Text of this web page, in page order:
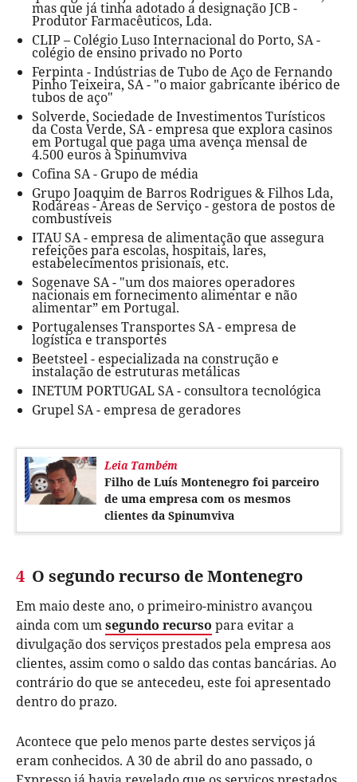
mas que já tinha adotado a designação JCB -
Produtor Farmacêuticos, Lda.
CLIP – Colégio Luso Internacional do Porto, SA -
colégio de ensino privado no Porto
Ferpinta - Indústrias de Tubo de Aço de Fernando
Pinho Teixeira, SA - "o maior gabricante ibérico de
tubos de aço"
Solverde, Sociedade de Investimentos Turísticos
da Costa Verde, SA - empresa que explora casinos
em Portugal que paga uma avença mensal de
4.500 euros à Spinumviva
Cofina SA - Grupo de média
Grupo Joaquim de Barros Rodrigues & Filhos Lda,
Rodáreas - Áreas de Serviço - gestora de postos de
combustíveis
ITAU SA - empresa de alimentação que assegura
refeições para escolas, hospitais, lares,
estabelecimentos prisionais, etc.
Sogenave SA - "um dos maiores operadores
nacionais em fornecimento alimentar e não
alimentar” em Portugal.
Portugalenses Transportes SA - empresa de
logística e transportes
Beetsteel - especializada na construção e
instalação de estruturas metálicas
INETUM PORTUGAL SA - consultora tecnológica
Grupel SA - empresa de geradores
Leia Também
Filho de Luís Montenegro foi parceiro
de uma empresa com os mesmos
clientes da Spinumviva
4 O segundo recurso de Montenegro
Em maio deste ano, o primeiro-ministro avançou
ainda com umsegundo recurso para evitar a
divulgação dos serviços prestados pela empresa aos
clientes, assim como o saldo das contas bancárias. Ao
contrário do que se antecedeu, este foi apresentado
dentro do prazo.
Acontece que pelo menos parte destes serviços já
eram conhecidos. A 30 de abril do ano passado, o